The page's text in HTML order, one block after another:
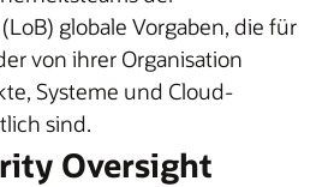
globale Vorgaben, die für
von ihrer Organisation
Systeme und Cloud-
sind.
Oversight